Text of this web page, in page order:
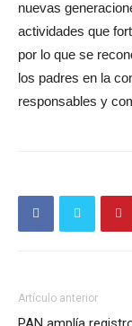
nuevas
actividades que
por lo que se
los padres en la
responsables y
Artículo anterior